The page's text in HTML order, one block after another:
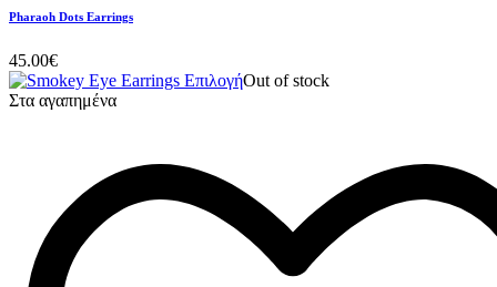
Pharaoh Dots Earrings
45.00€
ΕπιλογήOut of stock
Στα αγαπημένα